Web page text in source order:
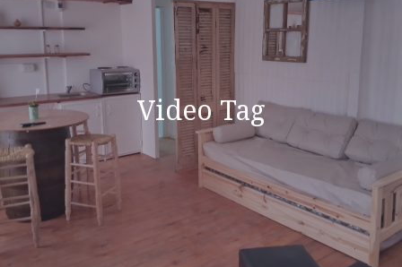
Video Tag